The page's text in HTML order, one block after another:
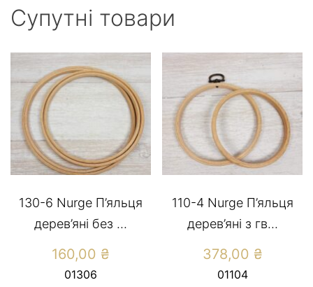
Супутні товари
130-6 Nurge П’яльця
дерев’яні без ...
160,00 ₴
01306
110-4 Nurge П’яльця
дерев’яні з гв...
378,00 ₴
01104